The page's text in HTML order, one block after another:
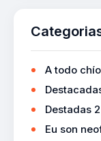
A todo chío
Destadas 2
Eu son